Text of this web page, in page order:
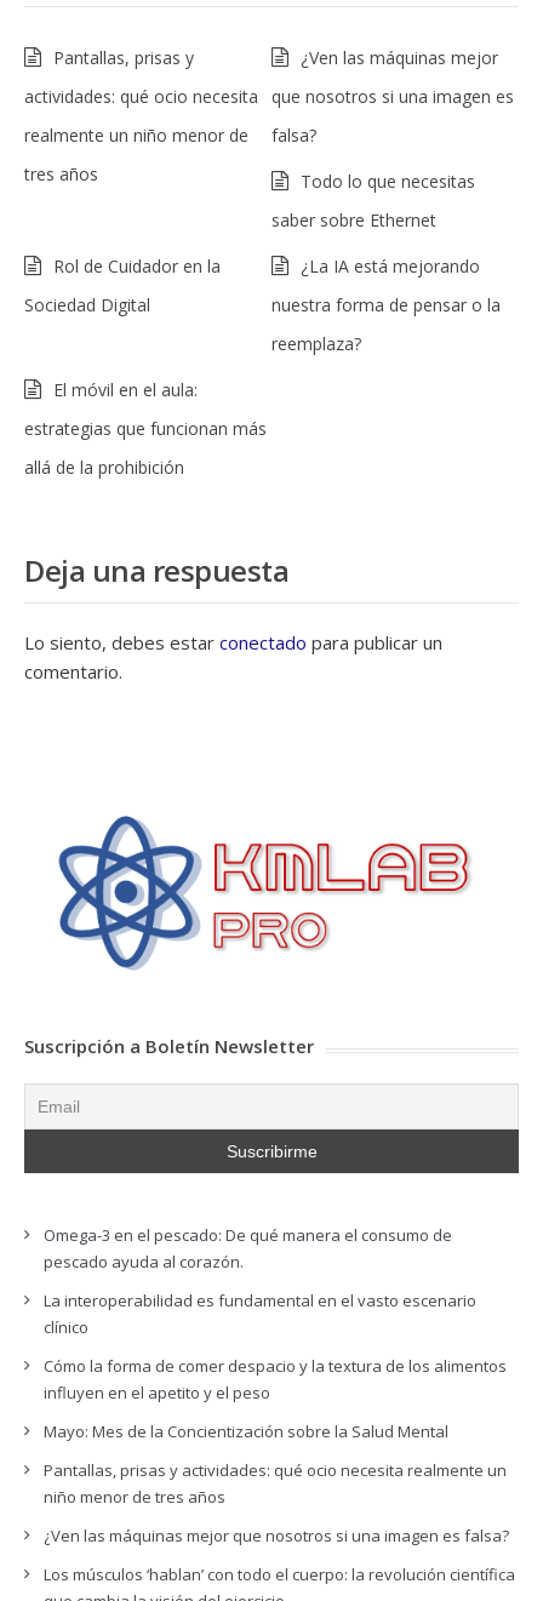
Pantallas, prisas y
actividades: qué ocio necesita
realmente un niño menor de
tres años
¿Ven las máquinas mejor
que nosotros si una imagen es
falsa?
Todo lo que necesitas
saber sobre Ethernet
Rol de Cuidador en la
Sociedad Digital
¿La IA está mejorando
nuestra forma de pensar o la
reemplaza?
El móvil en el aula:
estrategias que funcionan más
allá de la prohibición
Deja una respuesta
Lo siento, debes estar conectado para publicar un
comentario.
Suscripción a Boletín Newsletter
Omega-3 en el pescado: De qué manera el consumo de
pescado ayuda al corazón.
La interoperabilidad es fundamental en el vasto escenario
clínico
Cómo la forma de comer despacio y la textura de los alimentos
influyen en el apetito y el peso
Mayo: Mes de la Concientización sobre la Salud Mental
Pantallas, prisas y actividades: qué ocio necesita realmente un
niño menor de tres años
¿Ven las máquinas mejor que nosotros si una imagen es falsa?
Los músculos ‘hablan’ con todo el cuerpo: la revolución científica